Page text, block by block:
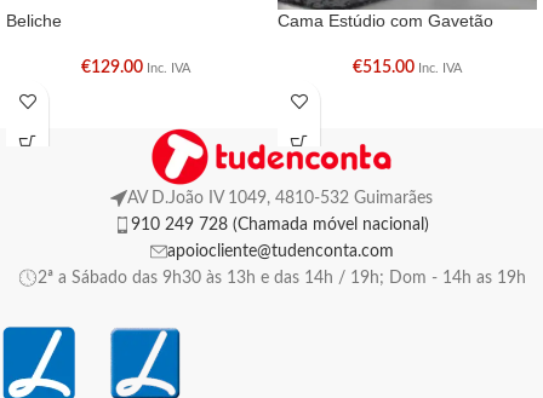
Beliche
€129.00 Inc. IVA
Cama Estúdio com Gavetão
€515.00 Inc. IVA
AV D.João IV 1049, 4810-532 Guimarães
910 249 728 (Chamada móvel nacional)
apoiocliente@tudenconta.com
2ª a Sábado das 9h30 às 13h e das 14h / 19h; Dom - 14h as 19h